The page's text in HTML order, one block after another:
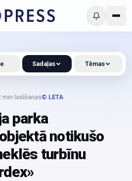
min lasīšanas© LETA
parka
notikušo
turbīnu
Sadaļas Tēmas